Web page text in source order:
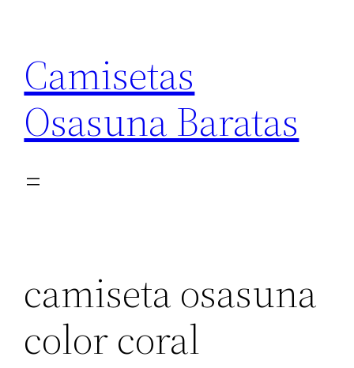
contenido
Camisetas
Osasuna Baratas
camiseta osasuna
color coral